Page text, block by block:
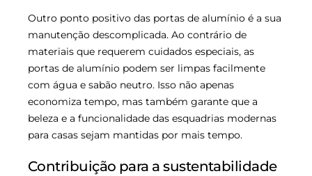
Outro ponto positivo das portas de alumínio é a sua
manutenção descomplicada. Ao contrário de
materiais que requerem cuidados especiais, as
portas de alumínio podem ser limpas facilmente
com água e sabão neutro. Isso não apenas
economiza tempo, mas também garante que a
beleza e a funcionalidade das esquadrias modernas
para casas sejam mantidas por mais tempo.
Contribuição para a sustentabilidade